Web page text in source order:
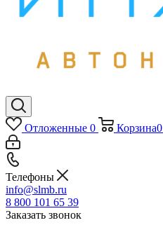
Отложенные 0 Корзина0
Телефоны
info@slmb.ru
8 800 101 65 39
Заказать звонок